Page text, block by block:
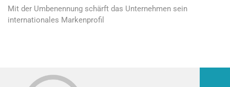
Mit der Umbenennung schärft das Unternehmen sein
internationales Markenprofil